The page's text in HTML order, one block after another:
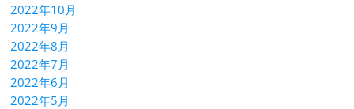
2022年10月
2022年9月
2022年8月
2022年7月
2022年6月
2022年5月